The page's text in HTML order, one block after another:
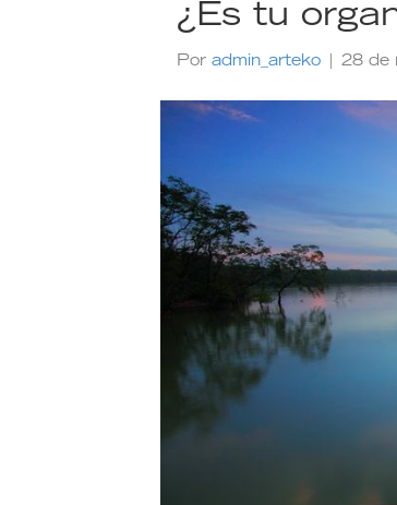
¿Es tu
Por admin_arteko 28 de